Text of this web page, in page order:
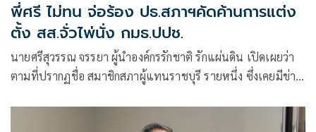
พี่ศรี ไม่ทน จ่อร้อง ปธ.สภาฯคัดค้านการแต่ง
ตั้ง สส.จั่วไพ่นั่ง กมธ.ปปช.
นายศรีสุวรรณ จรรยา ผู้นำองค์กรรักชาติ รักแผ่นดิน เปิดเผยว่า
ตามที่ปรากฏชื่อ สมาชิกสภาผู้แทนราชบุรี รายหนึ่ง ซึ่งเคยมีข่าว